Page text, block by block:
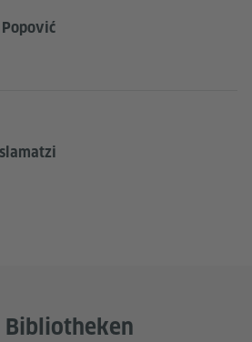
Jelena Popović
Vaslamatzi
Bibliotheken